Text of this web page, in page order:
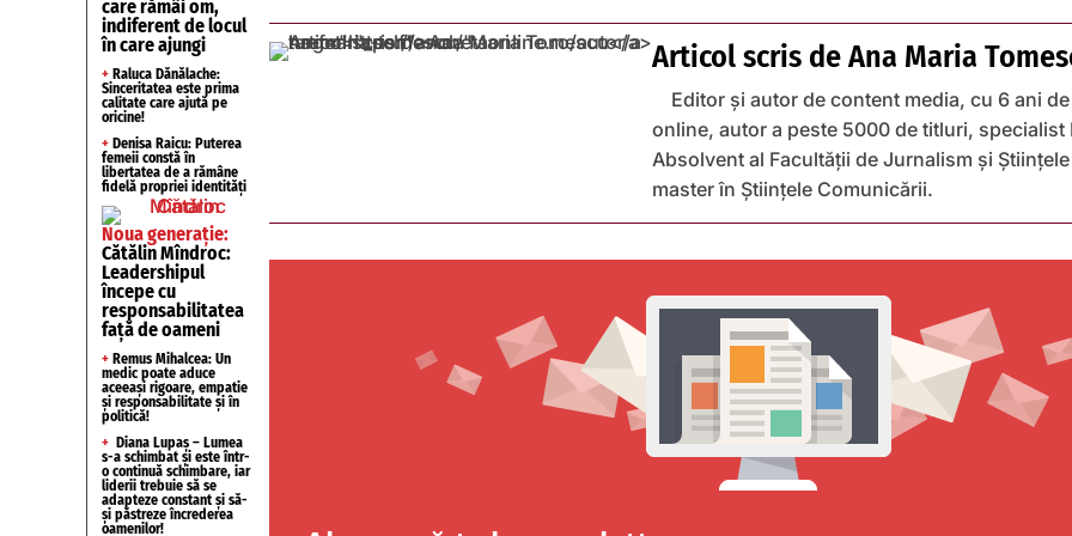
care rămâi om,
indiferent de locul
în care ajungi
+ Raluca Dănălache:
Sinceritatea este prima
calitate care ajută pe
oricine!
+ Denisa Raicu: Puterea
femeii constă în
libertatea de a rămâne
fidelă propriei identități
Noua generație:
Cătălin Mîndroc:
Leadershipul
începe cu
responsabilitatea
față de oameni
+ Remus Mihalcea: Un
medic poate aduce
aceeași rigoare, empatie
și responsabilitate și în
politică!
+ Diana Lupaș – Lumea
s-a schimbat și este într-
o continuă schimbare, iar
liderii trebuie să se
adapteze constant și să-
și păstreze încrederea
oamenilor!
Articol scris deAna Maria
Editor și autor de content media, cu 6 ani
online, autor a peste 5000 de titluri, specialist
Absolvent al Facultății de Jurnalism și
master în Științele Comunicării.